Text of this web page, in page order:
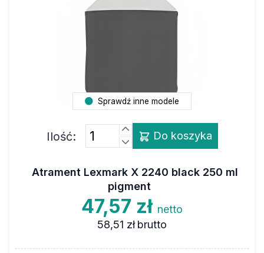
Sprawdź inne modele
Ilość: Do koszyka
Atrament Lexmark X 2240 black 250 ml
pigment
47,57 zł netto
58,51 zł brutto